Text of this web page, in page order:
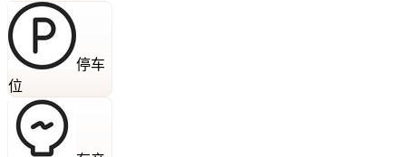
停车
位